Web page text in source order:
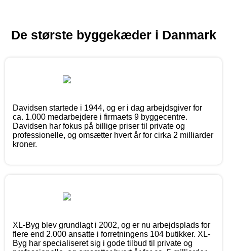
De største byggekæder i Danmark
Davidsen startede i 1944, og er i dag arbejdsgiver for
ca. 1.000 medarbejdere i firmaets 9 byggecentre.
Davidsen har fokus på billige priser til private og
professionelle, og omsætter hvert år for cirka 2 milliarder
kroner.
XL-Byg blev grundlagt i 2002, og er nu arbejdsplads for
flere end 2.000 ansatte i forretningens 104 butikker. XL-
Byg har specialiseret sig i gode tilbud til private og